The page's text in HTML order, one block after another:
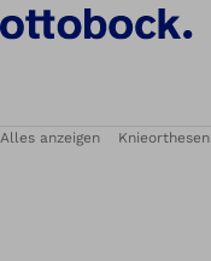
Alles anzeigen Knieorthesen